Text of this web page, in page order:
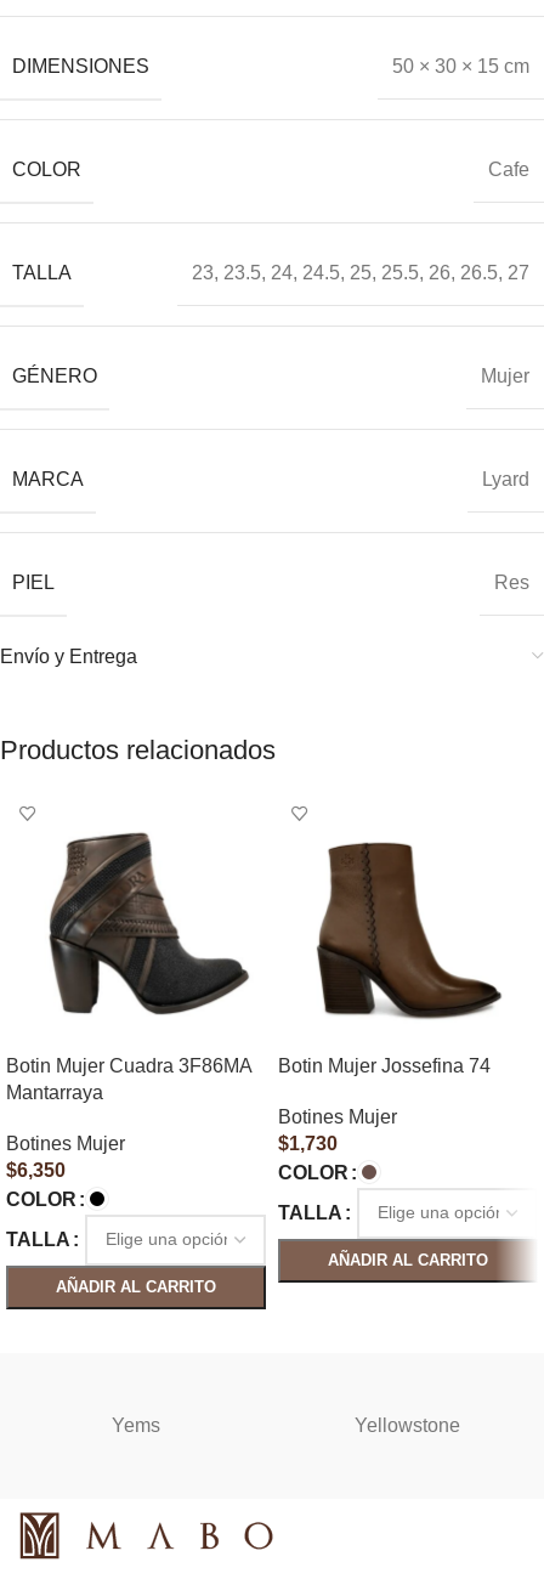
DIMENSIONES 50 × 30 × 15 cm
COLOR Cafe
TALLA 23, 23.5, 24, 24.5, 25, 25.5, 26, 26.5, 27
GÉNERO Mujer
MARCA Lyard
PIEL Res
Envío y Entrega
Productos relacionados
Botin Mujer Cuadra 3F86MA
Mantarraya
Botines Mujer
$6,350
COLOR
TALLA
AÑADIR AL CARRITO
Botin Mujer Jossefina 74
Botines Mujer
$1,730
COLOR
TALLA
AÑADIR AL CARRITO
Yems Yellowstone